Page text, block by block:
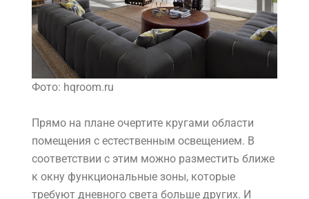
Фото: hqroom.ru
Прямо на плане очертите кругами области
помещения с естественным освещением. В
соответствии с этим можно разместить ближе
к окну функциональные зоны, которые
требуют дневного света больше других. И